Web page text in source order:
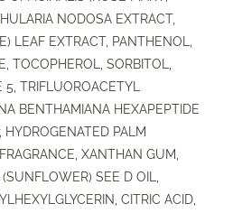
NODOSA EXTRACT,
LEAF EXTRACT, PANTHENOL,
TOCOPHEROL, SORBITOL,
5, TRIFLUOROACETYL
BENTHAMIANA HEXAPEPTIDE
PALM
XANTHAN GUM,
SEE D OIL,
CITRIC ACID,